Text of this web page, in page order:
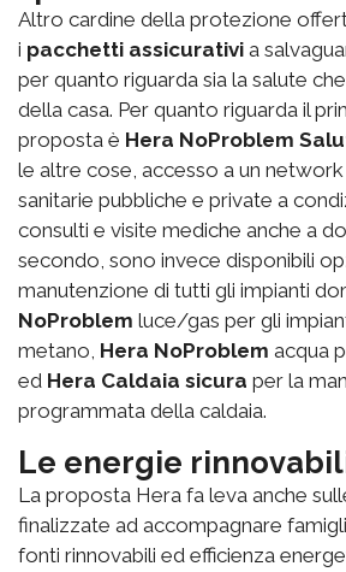
Altro cardine della protezione
i pacchetti assicurativi a
per quanto riguarda sia la salute
della casa. Per quanto riguarda il
proposta è Hera NoProblem
le altre cose, accesso a un
sanitarie pubbliche e private a
consulti e visite mediche anche a
secondo, sono invece disponibili
manutenzione di tutti gli impianti
NoProblem luce/gas per gli
metano, Hera NoProblem acqua
ed Hera Caldaia sicura per la
programmata della caldaia.
Le energie
La proposta Hera fa leva anche
finalizzate ad accompagnare
fonti rinnovabili ed efficienza